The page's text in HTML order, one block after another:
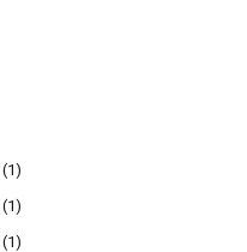
(1)
(1)
(1)